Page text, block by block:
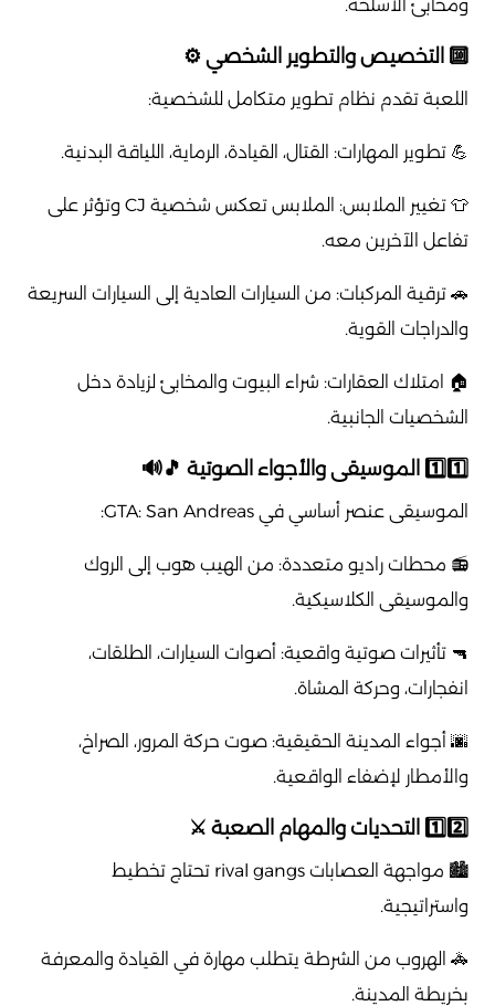
ومخابئ الأسلحة.
🔟 التخصيص والتطوير الشخصي ⚙️
اللعبة تقدم نظام تطوير متكامل للشخصية:
💪 تطوير المهارات: القتال، القيادة، الرماية، اللياقة البدنية.
👕 تغيير الملابس: الملابس تعكس شخصية CJ وتؤثر على
تفاعل الآخرين معه.
🚗 ترقية المركبات: من السيارات العادية إلى السيارات السريعة
والدراجات القوية.
🏠 امتلاك العقارات: شراء البيوت والمخابئ لزيادة دخل
الشخصيات الجانبية.
1️⃣1️⃣ الموسيقى والأجواء الصوتية 🎵🔊
الموسيقى عنصر أساسي في GTA: San Andreas:
📻 محطات راديو متعددة: من الهيب هوب إلى الروك
والموسيقى الكلاسيكية.
🔫 تأثيرات صوتية واقعية: أصوات السيارات، الطلقات،
انفجارات، وحركة المشاة.
🌆 أجواء المدينة الحقيقية: صوت حركة المرور، الصراخ،
والأمطار لإضفاء الواقعية.
1️⃣2️⃣ التحديات والمهام الصعبة ⚔️
🏙️ مواجهة العصابات rival gangs تحتاج تخطيط
واستراتيجية.
🚓 الهروب من الشرطة يتطلب مهارة في القيادة والمعرفة
بخريطة المدينة.